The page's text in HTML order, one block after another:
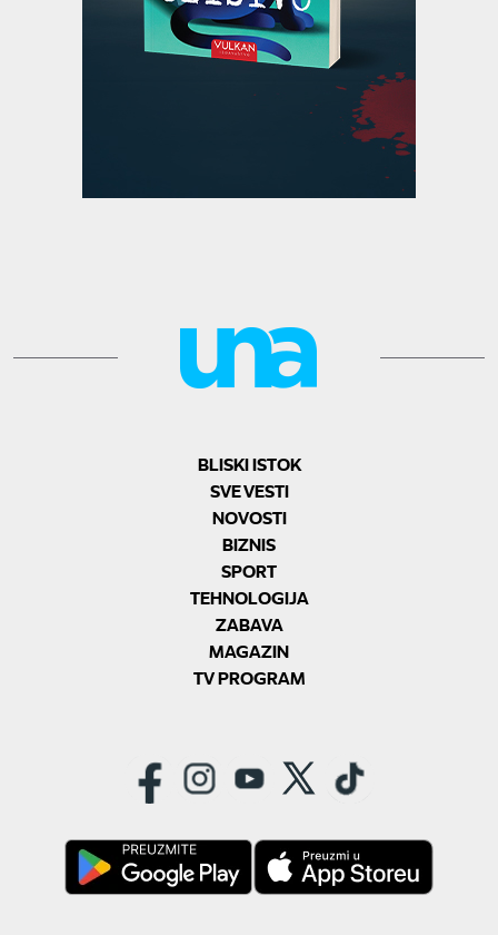
BLISKI ISTOK
SVE VESTI
NOVOSTI
BIZNIS
SPORT
TEHNOLOGIJA
ZABAVA
MAGAZIN
TV PROGRAM